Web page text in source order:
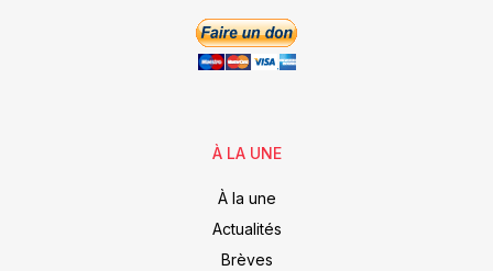
À LA UNE
À la une
Actualités
Brèves